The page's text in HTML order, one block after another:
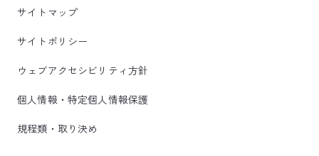
サイトマップ
サイトポリシー
ウェブアクセシビリティ方針
個人情報・特定個人情報保護
規程類・取り決め